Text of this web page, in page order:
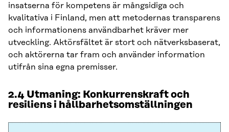
insatserna för kompetens är mångsidiga och
kvalitativa i Finland, men att metodernas transparens
och informationens användbarhet kräver mer
utveckling. Aktörsfältet är stort och nätverksbaserat,
och aktörerna tar fram och använder information
utifrån sina egna premisser.
2.4 Utmaning: Konkurrenskraft och
resiliens i hållbarhetsomställningen